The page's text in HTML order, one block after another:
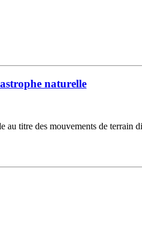
naturelle
titre des mouvements de terrain